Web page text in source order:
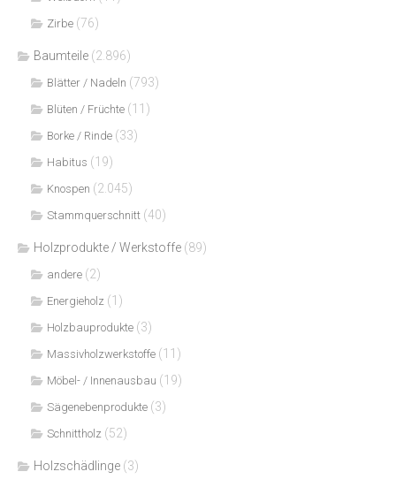
Zirbe (76)
Baumteile (2.896)
Blätter / Nadeln (793)
Blüten / Früchte (11)
Borke / Rinde (33)
Habitus (19)
Knospen (2.045)
Stammquerschnitt (40)
Holzprodukte / Werkstoffe (89)
andere (2)
Energieholz (1)
Holzbauprodukte (3)
Massivholzwerkstoffe (11)
Möbel- / Innenausbau (19)
Sägenebenprodukte (3)
Schnittholz (52)
Holzschädlinge (3)